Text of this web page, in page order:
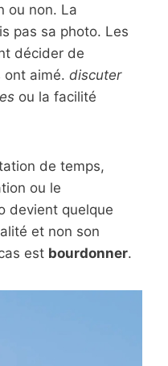
ou non. La
pas sa photo. Les
décider de
ont aimé. discuter
ou la facilité
de temps,
ou le
devient quelque
et non son
est bourdonner.